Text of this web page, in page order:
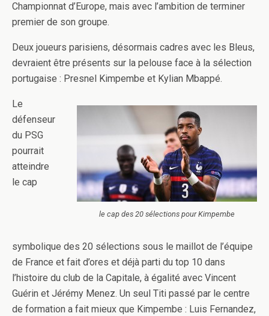
Championnat d’Europe, mais avec l’ambition de terminer
premier de son groupe.
Deux joueurs parisiens, désormais cadres avec les Bleus,
devraient être présents sur la pelouse face à la sélection
portugaise : Presnel Kimpembe et Kylian Mbappé.
le cap des 20 sélections pour Kimpembe
Le
défenseur
du PSG
pourrait
atteindre
le cap
symbolique des 20 sélections sous le maillot de l’équipe
de France et fait d’ores et déjà parti du top 10 dans
l’histoire du club de la Capitale, à égalité avec Vincent
Guérin et Jérémy Menez. Un seul Titi passé par le centre
de formation a fait mieux que Kimpembe : Luis Fernandez,